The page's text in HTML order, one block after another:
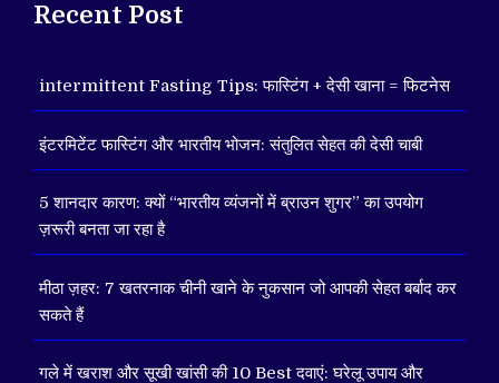
Recent Post
intermittent Fasting Tips: फास्टिंग + देसी खाना = फिटनेस
इंटरमिटेंट फास्टिंग और भारतीय भोजन: संतुलित सेहत की देसी चाबी
5 शानदार कारण: क्यों “भारतीय व्यंजनों में ब्राउन शुगर” का उपयोग
ज़रूरी बनता जा रहा है
मीठा ज़हर: 7 खतरनाक चीनी खाने के नुकसान जो आपकी सेहत बर्बाद कर
सकते हैं
गले में खराश और सूखी खांसी की 10 Best दवाएं: घरेलू उपाय और